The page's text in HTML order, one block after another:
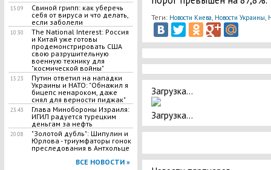
15:09
Свиной грипп: как уберечь
себя от вируса и что делать,
если заболели
10:30
The National Interest: Россия
и Китай уже готовы
продемонстрировать США
свою разрушительную
военную технику для
"космической войны"
15:23
Путин ответил на нападки
Украины и НАТО: "Обнажил я
бицепс ненароком, даже
снял для верности пиджак"
23:43
Глава Минобороны Израиля:
ИГИЛ радуется турецким
деньгам за нефть
20:08
"Золотой дубль": Шипулин и
Юрлова - триумфаторы гонок
преследования в Антхольце
ВСЕ НОВОСТИ »
Теги: Новости Киева Новости Украины
Загрузка...
Загрузка...